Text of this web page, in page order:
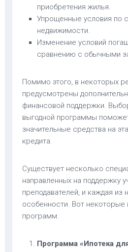
приобретения жилья.
Упрощенные условия по
недвижимости.
Изменение условий
сравнению с обычными
Помимо этого, в некоторых
предусмотрены
финансовой поддержки.
выгодной программы
значительные средства на
кредита.
Существует несколько
направленных на поддержку
преподавателей, и каждая из
особенности. Вот некоторые
программ:
Программа «Ипотека